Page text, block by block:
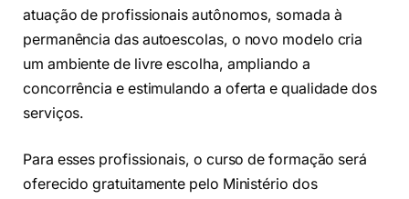
atuação de profissionais autônomos, somada à
permanência das autoescolas, o novo modelo cria
um ambiente de livre escolha, ampliando a
concorrência e estimulando a oferta e qualidade dos
serviços.
Para esses profissionais, o curso de formação será
oferecido gratuitamente pelo Ministério dos